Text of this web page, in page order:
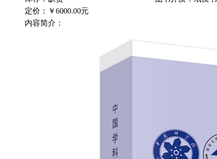
定价：
￥6000.00元
内容简介：